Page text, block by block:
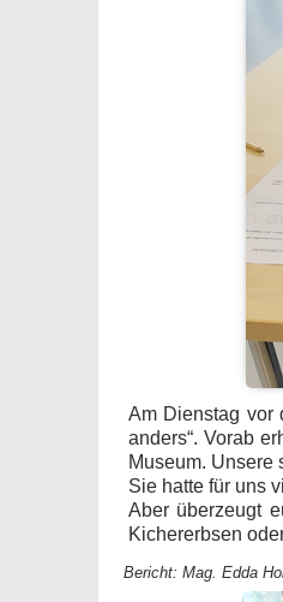
Am Dienstag vor
anders“. Vorab
Museum. Unsere
Sie hatte für uns
Aber überzeugt
Kichererbsen
Bericht: Mag. Edda